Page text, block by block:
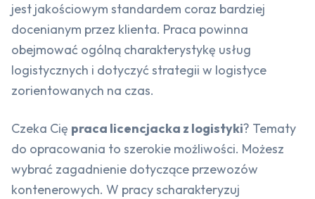
jest jakościowym standardem coraz bardziej
docenianym przez klienta. Praca powinna
obejmować ogólną charakterystykę usług
logistycznych i dotyczyć strategii w logistyce
zorientowanych na czas.
Czeka Cię praca licencjacka z logistyki? Tematy
do opracowania to szerokie możliwości. Możesz
wybrać zagadnienie dotyczące przewozów
kontenerowych. W pracy scharakteryzuj